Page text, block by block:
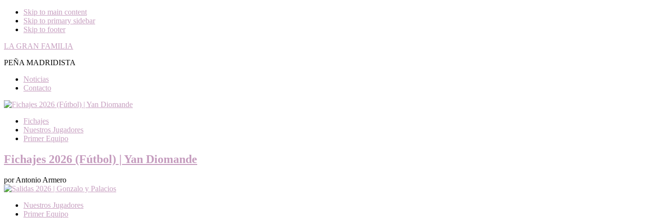
Skip to main content
Skip to primary sidebar
Skip to footer
LA GRAN FAMILIA
PEÑA MADRIDISTA
Noticias
Contacto
Fichajes
Nuestros Jugadores
Primer Equipo
Fichajes 2026 (Fútbol) | Yan Diomande
por Antonio Armero
Nuestros Jugadores
Primer Equipo